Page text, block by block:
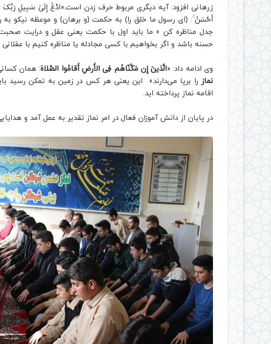
زرهانی افزود: آیه دیگری مربوط حرف زدن است.«ادْعُ إِلَىٰ سَبِیلِ رَبِّکَ
أَحْسَنُ ۚ: (ای رسول ما خلق را) به حکمت (و برهان) و موعظه نیکو به
جدل مناظره کن » ما باید اول با حکمت یعنی عقل و درایت
حسنه باشد و اگر بخواهیم با کسی مجادله یا مناظره کنیم با
وی ادامه داد: «الَّذینَ إِن مَکَّنّاهُم فِی الأَرضِ أَقامُوا الصَّلاهَ: همان
نماز را برپا می‌دارند» این یعنی هر کس در زمین به تمکن رسید
اقامه نماز پرداخته اید.
در پایان از دانش آموزان فعال در امر نماز تقدیر به عمل آمد و